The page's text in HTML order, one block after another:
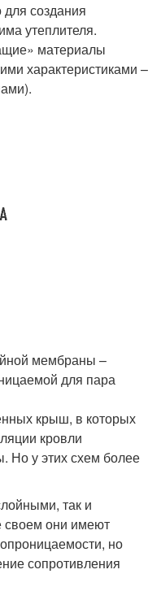
создания
утеплителя.
материалы
характеристиками –
мембраны –
для пара
крыш, в которых
кровли
Но у этих схем более
так и
своем они имеют
но
сопротивления